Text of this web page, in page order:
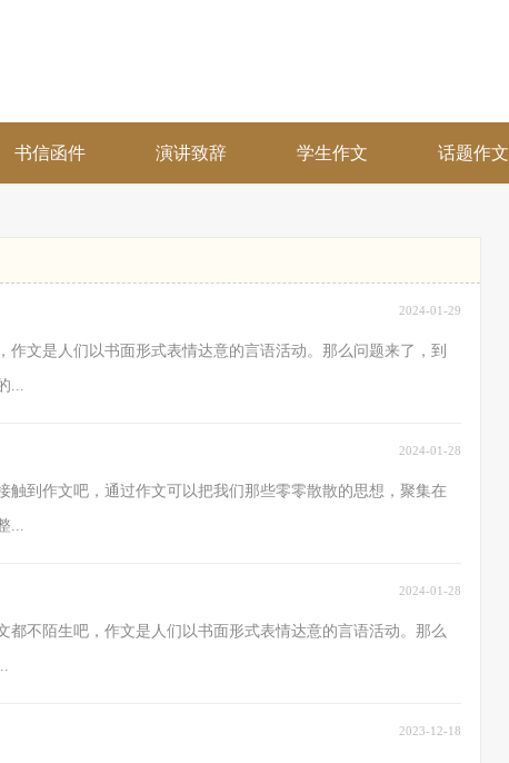
书信函件 演讲致辞 学生作文 话题作文
2024-01-29
文是人们以书面形式表情达意的言语活动。那么问题来了，到
...
2024-01-28
触到作文吧，通过作文可以把我们那些零零散散的思想，聚集在
...
2024-01-28
不陌生吧，作文是人们以书面形式表情达意的言语活动。那么
2023-12-18